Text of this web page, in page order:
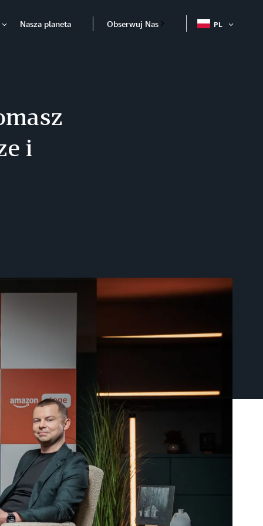
Nasza planeta Obserwuj Nas PL
i